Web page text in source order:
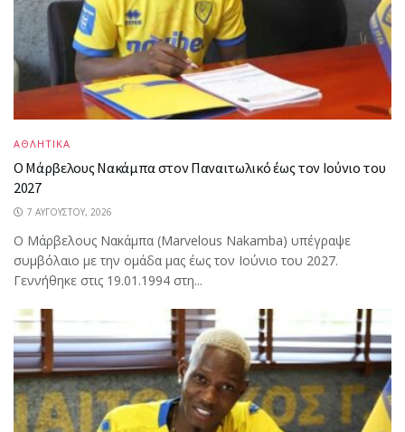
ΑΘΛΗΤΙΚΑ
Ο Μάρβελους Nακάμπα στον Παναιτωλικό έως τον Ιούνιο του
2027
7 ΑΥΓΟΎΣΤΟΥ, 2026
Ο Μάρβελους Nακάμπα (Marvelous Nakamba) υπέγραψε
συμβόλαιο με την ομάδα μας έως τον Ιούνιο του 2027.
Γεννήθηκε στις 19.01.1994 στη...